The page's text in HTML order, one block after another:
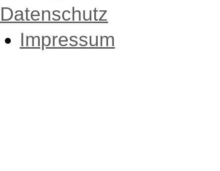
Datenschutz
Impressum